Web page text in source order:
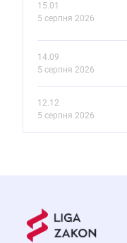
15.01
5 серпня 2026
14.09
5 серпня 2026
12.12
5 серпня 2026